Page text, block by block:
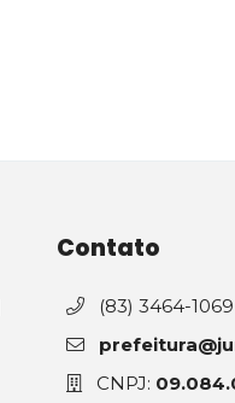
Contato
(83) 3464-1069
CNPJ: